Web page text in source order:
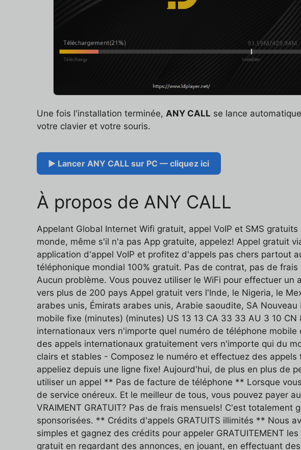
Une fois l'installation terminée, ANY CALL se lance
votre clavier et votre souris.
▶ Lancer ANY CALL sur PC — cliquez ici
À propos de ANY CALL
Appelant Global Internet Wifi gratuit, appel VoIP et SMS
monde, même s'il n'a pas App gratuite, appelez! Appel gratuit
application d'appel VoIP et profitez d'appels pas chers partout
téléphonique mondial 100% gratuit. Pas de contrat, pas de
Aucun problème. Vous pouvez utiliser le WiFi pour effectuer
vers plus de 200 pays Appel gratuit vers l'Inde, le Nigeria, le
arabes unis, Émirats arabes unis, Arabie saoudite, SA
mobile fixe (minutes) (minutes) US 13 13 CA 33 33 AU 3 10
internationaux vers n'importe quel numéro de téléphone
des appels internationaux gratuitement vers n'importe qui du
clairs et stables - Composez le numéro et effectuez des
appeliez depuis une ligne fixe! Aujourd'hui, de plus en plus de
utiliser un appel ** Pas de facture de téléphone ** Lorsque
de service onéreux. Et le meilleur de tous, vous pouvez payer
VRAIMENT GRATUIT? Pas de frais mensuels! C'est totalement
sponsorisées. ** Crédits d'appels GRATUITS illimités ** Nous
simples et gagnez des crédits pour appeler GRATUITEMENT
gratuit en regardant des annonces, en jouant, en effectuant